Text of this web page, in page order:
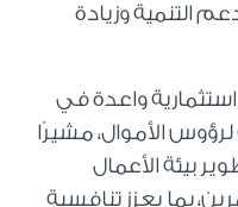
التنمية وزيادة
واعدة في
الأموال، مشيرًا
بيئة الأعمال
بما يعزز تنافسية